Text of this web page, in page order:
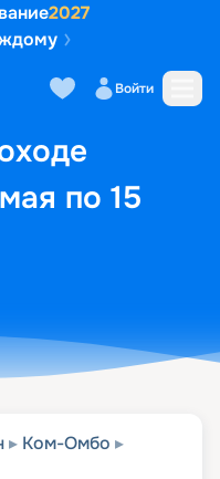
2027
Войти
по 15
Маршрут и
Ком-Омбо